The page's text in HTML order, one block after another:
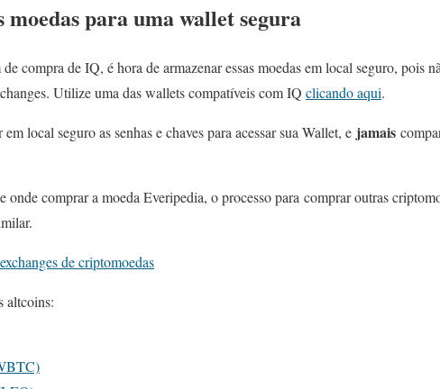
moedas para uma wallet segura
compra de IQ, é hora de armazenar essas moedas em local seguro, pois
Utilize uma das wallets compatíveis com IQ clicando aqui.
local seguro as senhas e chaves para acessar sua Wallet, e jamais
onde comprar a moeda Everipedia, o processo para comprar outras
de criptomoedas
altcoins: